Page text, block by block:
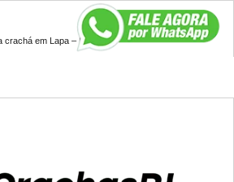
crachá em Lapa – PR